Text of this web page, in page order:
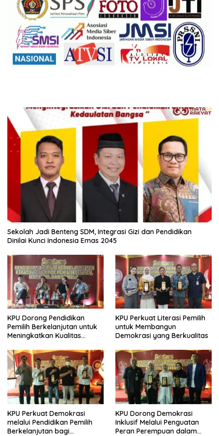
Sekolah Jadi Benteng SDM, Integrasi Gizi dan Pendidikan
Dinilai Kunci Indonesia Emas 2045
KPU Dorong Pendidikan
Pemilih Berkelanjutan untuk
Meningkatkan Kualitas
KPU Perkuat Literasi Pemilih
untuk Membangun
Demokrasi yang Berkualitas
KPU Perkuat Demokrasi
melalui Pendidikan Pemilih
Berkelanjutan bagi
KPU Dorong Demokrasi
Inklusif Melalui Penguatan
Peran Perempuan dalam